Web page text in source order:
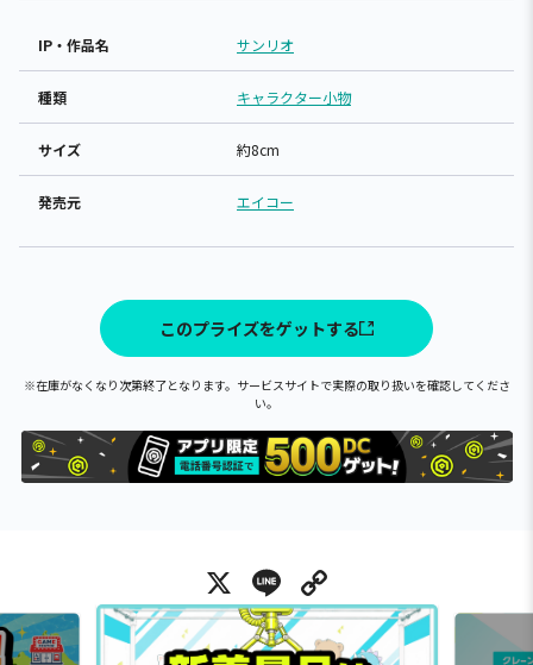
IP・作品名 サンリオ
種類 キャラクター小物
サイズ 約8cm
発売元 エイコー
このプライズをゲットする
※在庫がなくなり次第終了となります。サービスサイトで実際の取り扱いを確認してくださ
い。
X Line